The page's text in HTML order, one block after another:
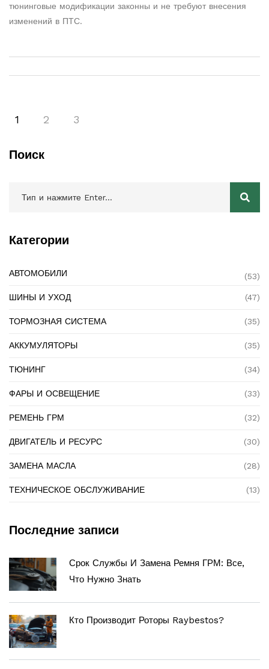
тюнинговые модификации законны и не требуют внесения
изменений в ПТС.
1 2 3
Поиск
Категории
АВТОМОБИЛИ (53)
ШИНЫ И УХОД (47)
ТОРМОЗНАЯ СИСТЕМА (35)
АККУМУЛЯТОРЫ (35)
ТЮНИНГ (34)
ФАРЫ И ОСВЕЩЕНИЕ (33)
РЕМЕНЬ ГРМ (32)
ДВИГАТЕЛЬ И РЕСУРС (30)
ЗАМЕНА МАСЛА (28)
ТЕХНИЧЕСКОЕ ОБСЛУЖИВАНИЕ (13)
Последние записи
Срок Службы И Замена Ремня ГРМ: Все,
Что Нужно Знать
Кто Производит Роторы Raybestos?